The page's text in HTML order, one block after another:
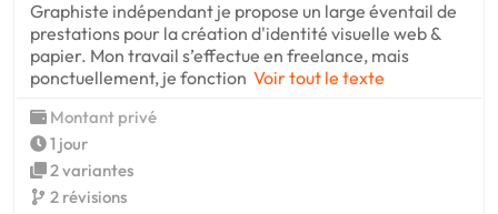
Graphiste indépendant je propose un large éventail de
prestations pour la création d'identité visuelle web &
papier. Mon travail s’effectue en freelance, mais
ponctuellement, je fonction Voir tout le texte
Montant privé
1 jour
2 variantes
2 révisions